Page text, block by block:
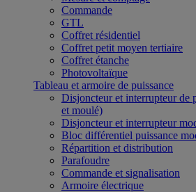
Commande
GTL
Coffret résidentiel
Coffret petit moyen tertiaire
Coffret étanche
Photovoltaïque
Tableau et armoire de puissance
Disjoncteur et interrupteur de
et moulé)
Disjoncteur et interrupteur
Bloc différentiel puissance
Répartition et distribution
Parafoudre
Commande et signalisation
Armoire électrique